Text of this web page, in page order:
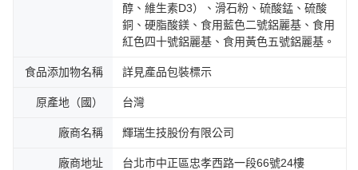
醇、維生素D3）、滑石粉、硫酸錳、硫酸
銅、硬脂酸鎂、食用藍色二號鋁麗基、食用
紅色四十號鋁麗基、食用黃色五號鋁麗基。
食品添加物名稱 詳見產品包裝標示
原產地（國） 台灣
廠商名稱 輝瑞生技股份有限公司
廠商地址 台北市中正區忠孝西路一段66號24樓